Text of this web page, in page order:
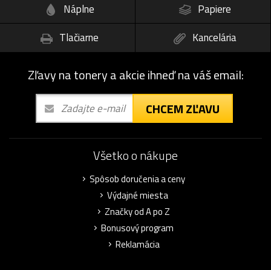
Náplne
Papiere
Tlačiarne
Kancelária
Zľavy na tonery a akcie ihneď na váš email:
CHCEM ZĽAVU
Všetko o nákupe
Spôsob doručenia a ceny
Výdajné miesta
Značky od A po Z
Bonusový program
Reklamácia